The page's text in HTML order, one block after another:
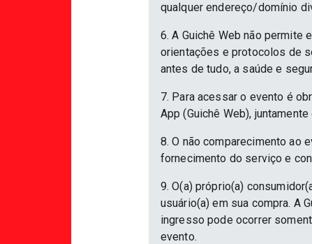
qualquer endereço/domínio
6. A Guichê Web não permite
orientações e protocolos de
antes de tudo, a saúde e
7. Para acessar o evento é
App (Guichê Web),
8. O não comparecimento ao
fornecimento do serviço e
9. O(a) próprio(a)
usuário(a) em sua compra. A
ingresso pode ocorrer
evento.